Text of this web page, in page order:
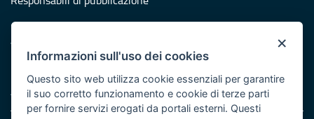
Protezione civile
Vai al sito di Protezione Civile Puglia
Iniziativa finanziata con risorse del POR Puglia 2014/2020 -
Asse XI
×
Informazioni sull'uso dei cookies
Questo sito web utilizza cookie essenziali per garantire
il suo corretto funzionamento e cookie di terze parti
per fornire servizi erogati da portali esterni. Questi